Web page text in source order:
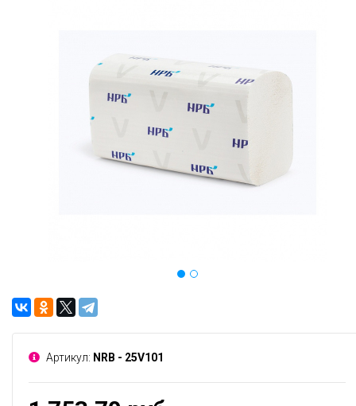
Артикул: NRB - 25V101